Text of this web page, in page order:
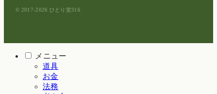
© 2017-2026 ひとり堂316
メニュー
道具
お金
法務